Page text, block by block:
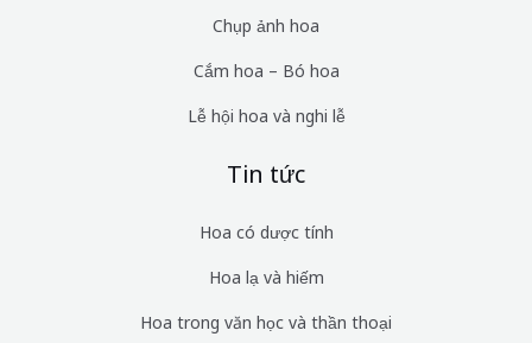
Chụp ảnh hoa
Cắm hoa – Bó hoa
Lễ hội hoa và nghi lễ
Tin tức
Hoa có dược tính
Hoa lạ và hiếm
Hoa trong văn học và thần thoại